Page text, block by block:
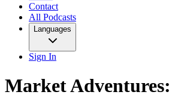
Contact
All Podcasts
Languages
Sign In
Market